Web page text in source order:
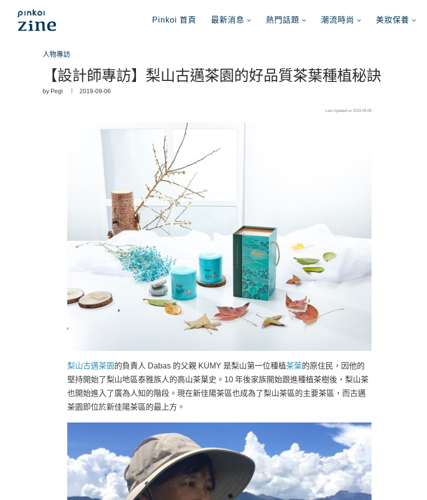
Pinkoi 首頁 最新消息 熱門話題 潮流時尚 美妝保養
人物專訪
【設計師專訪】梨山古邁茶園的好品質茶葉種植秘訣
by Pegi 2019-09-06
Last Updated on 2019-09-06
梨山古邁茶園 的負責人 Dabas 的父親 KUMY 是梨山第一位種植茶葉的原住民，因他的
堅持開始了梨山地區泰雅族人的高山茶葉史。10 年後家族開始跟進種植茶樹後，梨山茶
也開始進入了廣為人知的階段。現在新佳陽茶區也成為了梨山茶區的主要茶區，而古邁
茶園即位於新佳陽茶區的最上方。